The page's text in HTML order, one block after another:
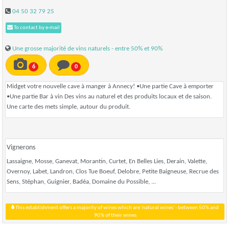
04 50 32 79 25
To contact by e-mail
Une grosse majorité de vins naturels - entre 50% et 90%
6 0
Midget votre nouvelle cave à manger à Annecy! •Une partie Cave à emporter
•Une partie Bar à vin Des vins au naturel et des produits locaux et de saison.
Une carte des mets simple, autour du produit.
Vignerons
Lassaigne, Mosse, Ganevat, Morantin, Curtet, En Belles Lies, Derain, Valette,
Overnoy, Labet, Landron, Clos Tue Boeuf, Delobre, Petite Baigneuse, Recrue des
Sens, Stéphan, Guignier, Badéa, Domaine du Possible, ...
90% of their wines